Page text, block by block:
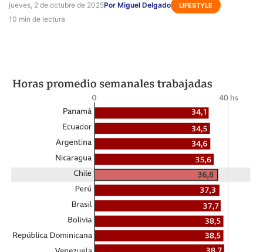
jueves, 2 de octubre de 2025Por Miguel Delgado LIFESTYLE
10 min de lectura